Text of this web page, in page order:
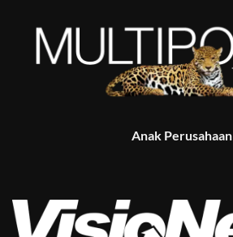
Anak Perusahaan